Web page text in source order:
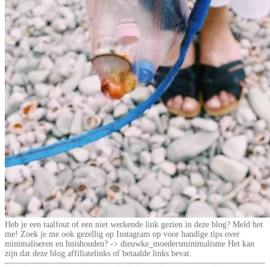
Heb je een taalfout of een niet werkende link gezien in deze blog? Meld het
me! Zoek je me ook gezellig op Instagram op voor handige tips over
minimaliseren en huishouden? -> dieuwke_moedersminimalisme Het kan
zijn dat deze blog affiliatelinks of betaalde links bevat.